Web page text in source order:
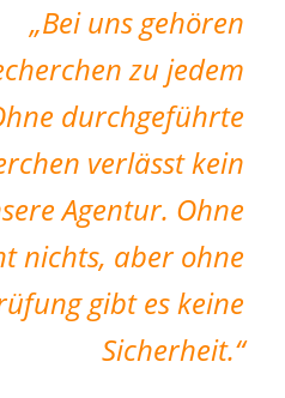
„Bei uns gehören
zu jedem
durchgeführte
verlässt kein
Agentur. Ohne
nichts, aber ohne
gibt es keine
Sicherheit.“